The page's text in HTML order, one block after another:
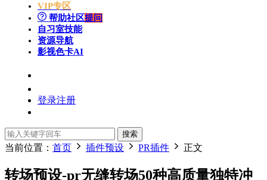
VIP专区
帮助社区提问
自习室技能
资源导航
影视色卡AI
登录注册
搜索
当前位置： 首页 插件预设 PR插件 正文
转场预设-pr无缝转场50种高质量独特冲